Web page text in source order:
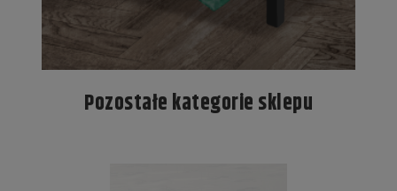
Pozostałe kategorie sklepu